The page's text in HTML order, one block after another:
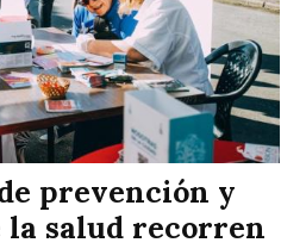
prevención y
la salud recorren